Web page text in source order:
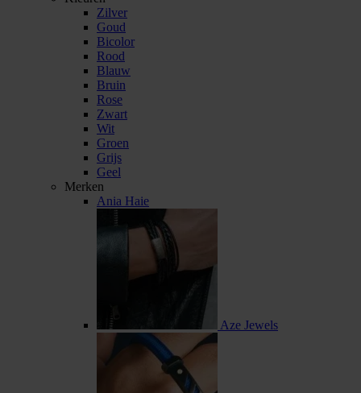
Zilver
Goud
Bicolor
Rood
Blauw
Bruin
Rose
Zwart
Wit
Groen
Grijs
Geel
Merken
Ania Haie
Aze Jewels